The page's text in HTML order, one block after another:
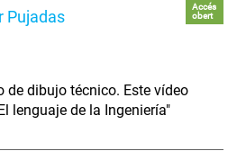
Pujadas
Accés
obert
de dibujo técnico. Este vídeo
lenguaje de la Ingeniería"